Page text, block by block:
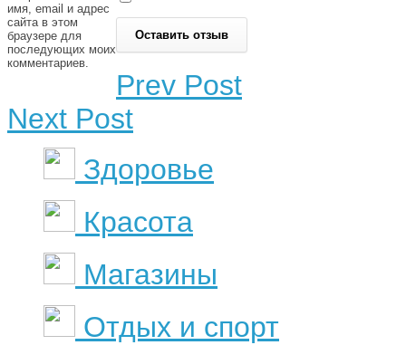
имя, email и адрес
сайта в этом
браузере для
последующих моих
комментариев.
Prev Post
Next Post
Здоровье
Красота
Магазины
Отдых и спорт